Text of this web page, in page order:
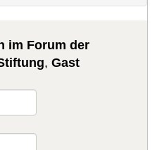
im Forum der
,Gast